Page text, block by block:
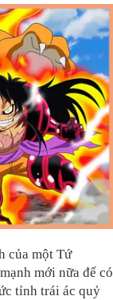
của một Tứ
mới nữa để có
tỉnh trái ác quỷ